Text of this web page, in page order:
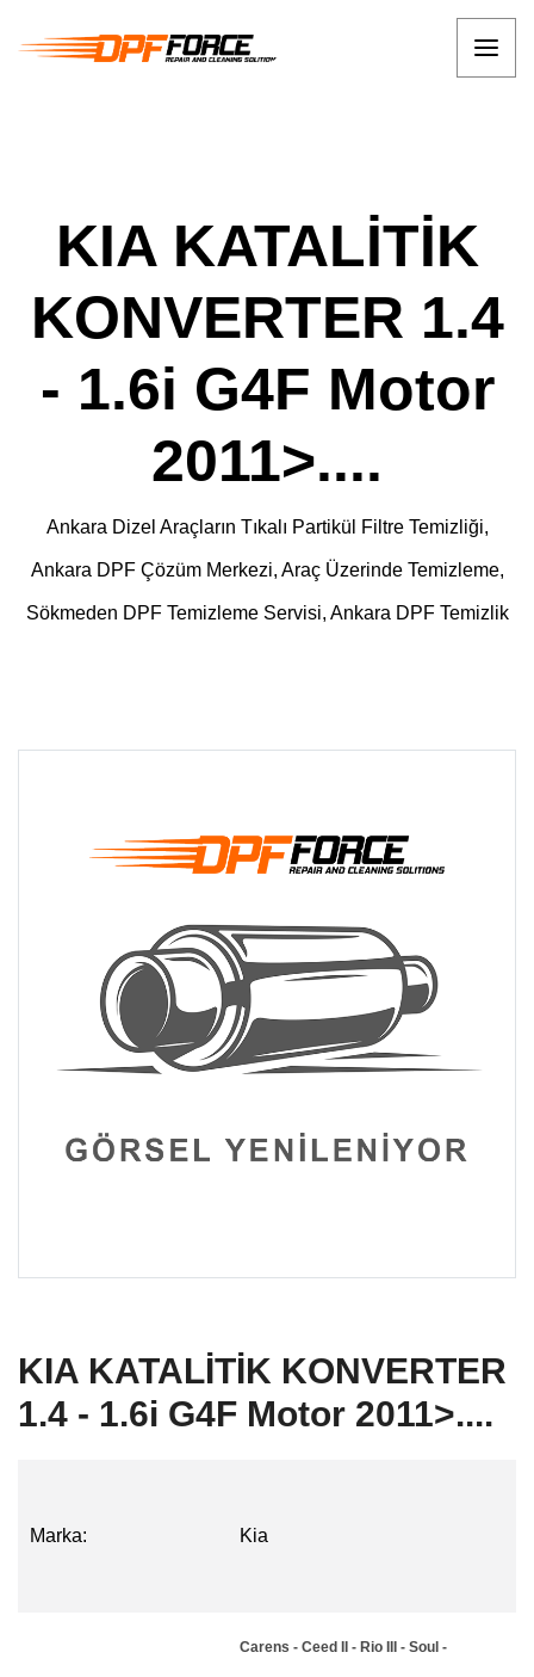
KIA KATALİTİK
KONVERTER 1.4
- 1.6i G4F Motor
2011>....
Ankara Dizel Araçların Tıkalı Partikül Filtre Temizliği,
Ankara DPF Çözüm Merkezi, Araç Üzerinde Temizleme,
Sökmeden DPF Temizleme Servisi, Ankara DPF Temizlik
KIA KATALİTİK KONVERTER
1.4 - 1.6i G4F Motor 2011>....
Marka: Kia
Carens - Ceed II - Rio III - Soul -